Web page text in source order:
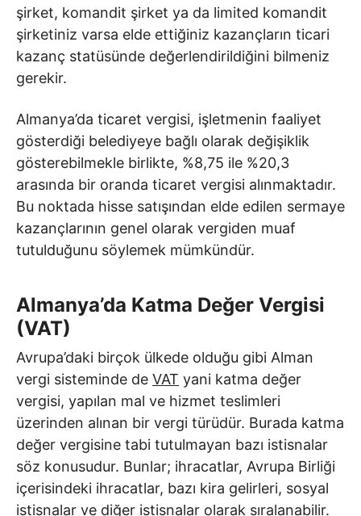
şirket, komandit şirket ya da limited komandit
şirketiniz varsa elde ettiğiniz kazançların ticari
kazanç statüsünde değerlendirildiğini bilmeniz
gerekir.
Almanya’da ticaret vergisi, işletmenin faaliyet
gösterdiği belediyeye bağlı olarak değişiklik
gösterebilmekle birlikte, %8,75 ile %20,3
arasında bir oranda ticaret vergisi alınmaktadır.
Bu noktada hisse satışından elde edilen sermaye
kazançlarının genel olarak vergiden muaf
tutulduğunu söylemek mümkündür.
Almanya’da Katma Değer Vergisi
(VAT)
Avrupa’daki birçok ülkede olduğu gibi Alman
vergi sisteminde de VAT yani katma değer
vergisi, yapılan mal ve hizmet teslimleri
üzerinden alınan bir vergi türüdür. Burada katma
değer vergisine tabi tutulmayan bazı istisnalar
söz konusudur. Bunlar; ihracatlar, Avrupa Birliği
içerisindeki ihracatlar, bazı kira gelirleri, sosyal
istisnalar ve diğer istisnalar olarak sıralanabilir.